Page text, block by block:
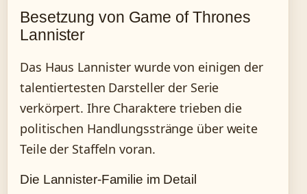
Besetzung von Game of Thrones
Lannister
Das Haus Lannister wurde von einigen der
talentiertesten Darsteller der Serie
verkörpert. Ihre Charaktere trieben die
politischen Handlungsstränge über weite
Teile der Staffeln voran.
Die Lannister-Familie im Detail